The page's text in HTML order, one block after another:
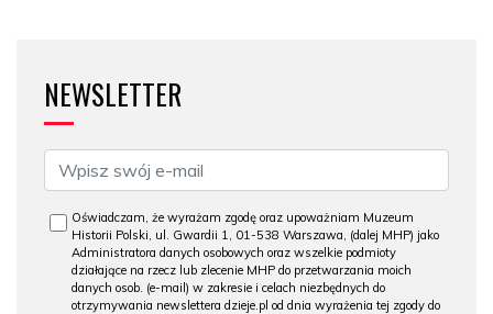
NEWSLETTER
Oświadczam, że wyrażam zgodę oraz upoważniam Muzeum
Historii Polski, ul. Gwardii 1, 01-538 Warszawa, (dalej MHP) jako
Administratora danych osobowych oraz wszelkie podmioty
działające na rzecz lub zlecenie MHP do przetwarzania moich
danych osob. (e-mail) w zakresie i celach niezbędnych do
otrzymywania newslettera dzieje.pl od dnia wyrażenia tej zgody do